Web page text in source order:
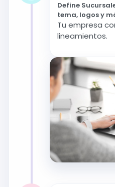
Define
tema, logos y
Tu empresa
lineamientos.